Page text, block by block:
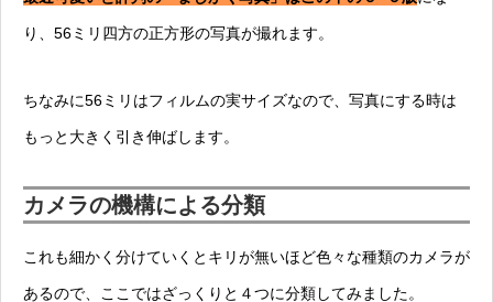
り、56ミリ四方の正方形の写真が撮れます。
ちなみに56ミリはフィルムの実サイズなので、写真にする時は
もっと大きく引き伸ばします。
カメラの機構による分類
これも細かく分けていくとキリが無いほど色々な種類のカメラが
あるので、ここではざっくりと４つに分類してみました。